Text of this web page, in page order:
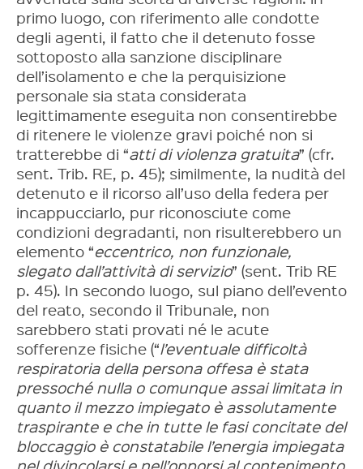
primo luogo, con riferimento alle condotte
degli agenti, il fatto che il detenuto fosse
sottoposto alla sanzione disciplinare
dell’isolamento e che la perquisizione
personale sia stata considerata
legittimamente eseguita non consentirebbe
di ritenere le violenze gravi poiché non si
tratterebbe di “atti di violenza gratuita” (cfr.
sent. Trib. RE, p. 45); similmente, la nudità del
detenuto e il ricorso all’uso della federa per
incappucciarlo, pur riconosciute come
condizioni degradanti, non risulterebbero un
elemento “eccentrico, non funzionale,
slegato dall’attività di servizio” (sent. Trib RE
p. 45). In secondo luogo, sul piano dell’evento
del reato, secondo il Tribunale, non
sarebbero stati provati né le acute
sofferenze fisiche (“l’eventuale difficoltà
respiratoria della persona offesa è stata
pressoché nulla o comunque assai limitata in
quanto il mezzo impiegato è assolutamente
traspirante e che in tutte le fasi concitate del
bloccaggio è constatabile l’energia impiegata